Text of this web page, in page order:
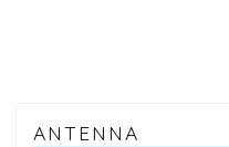
ANTENNA